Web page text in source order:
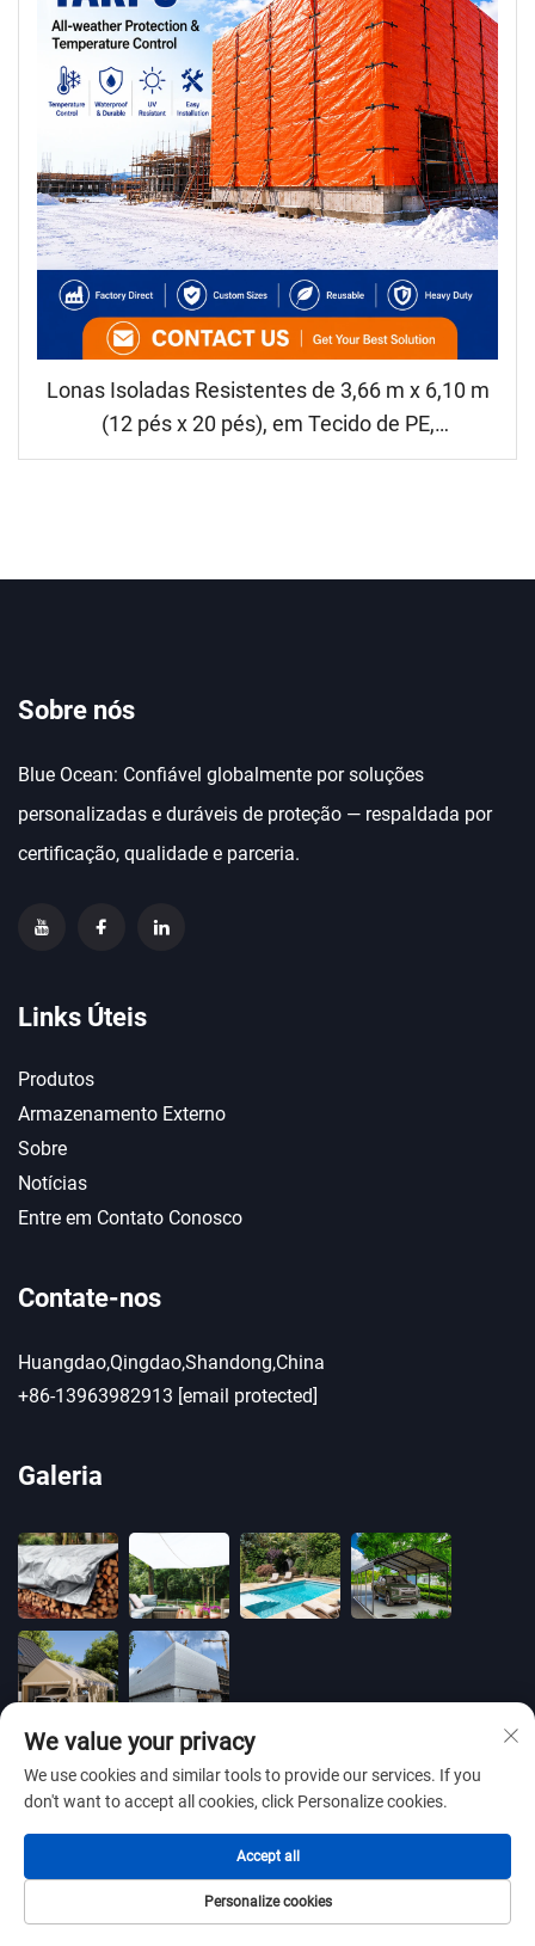
Lonas Isoladas Resistentes de 3,66 m x 6,10 m
(12 pés x 20 pés), em Tecido de PE,
Impermeáveis, Resistentes ao Vento e aos
Sobre nós
Blue Ocean: Confiável globalmente por soluções
personalizadas e duráveis de proteção — respaldada por
certificação, qualidade e parceria.
Links Úteis
Produtos
Armazenamento Externo
Sobre
Notícias
Entre em Contato Conosco
Contate-nos
Huangdao,Qingdao,Shandong,China
+86-13963982913 [email protected]
Galeria
Direitos autorais © 2025 por BLUE OCEAN PLASTIC
CO.,LTD -Política de Privacidade
We value your privacy
We use cookies and similar tools to provide our services. If you
don't want to accept all cookies, click Personalize cookies.
Personalize cookies
Accept all